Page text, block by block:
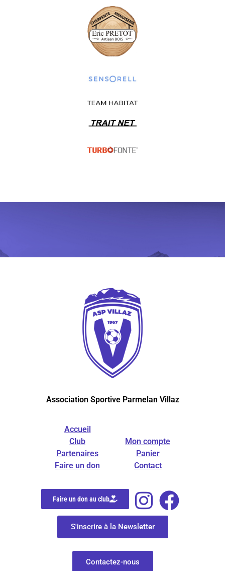
Association Sportive Parmelan Villaz
Accueil
Club
Partenaires
Faire un don
Mon compte
Panier
Contact
Faire un don au club
S'inscrire à la Newsletter
Contactez-nous